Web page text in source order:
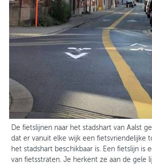
De fietslijnen naar het stadshart van Aalst
dat er vanuit elke wijk een fietsvriendelijke
het stadshart beschikbaar is. Een fietslijn is
van fietsstraten. Je herkent ze aan de gele